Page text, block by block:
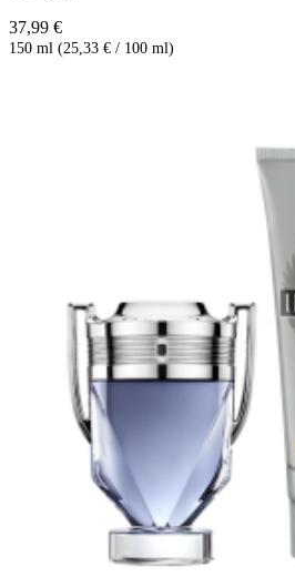
37,99 €
150 ml (25,33 € / 100 ml)